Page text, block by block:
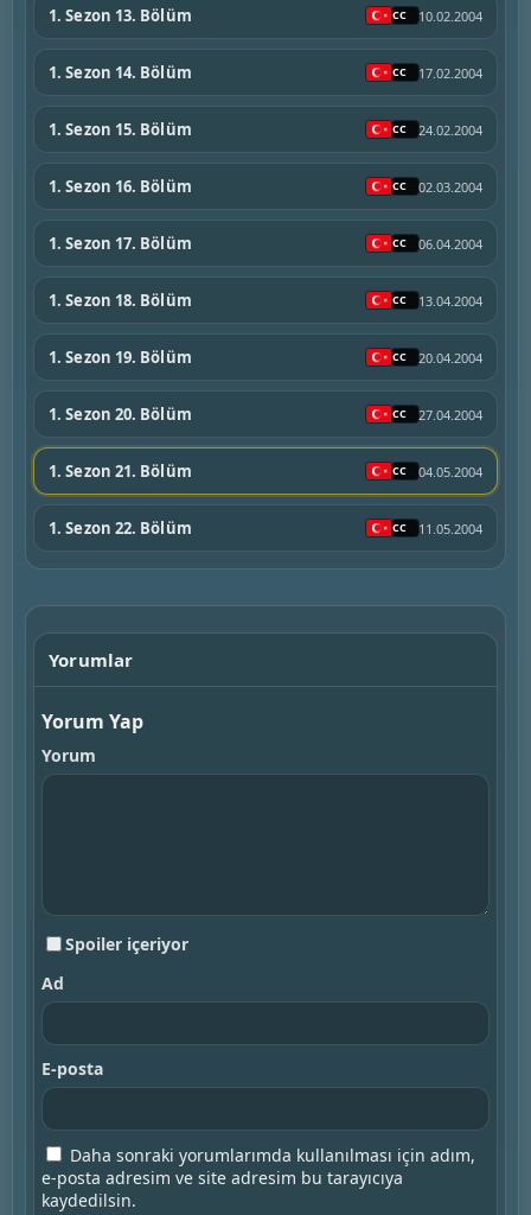
1. Sezon 13. Bölüm 10.02.2004
1. Sezon 14. Bölüm 17.02.2004
1. Sezon 15. Bölüm 24.02.2004
1. Sezon 16. Bölüm 02.03.2004
1. Sezon 17. Bölüm 06.04.2004
1. Sezon 18. Bölüm 13.04.2004
1. Sezon 19. Bölüm 20.04.2004
1. Sezon 20. Bölüm 27.04.2004
1. Sezon 21. Bölüm 04.05.2004
1. Sezon 22. Bölüm 11.05.2004
Yorumlar
Yorum Yap
Yorum
Spoiler içeriyor
Ad
E-posta
Daha sonraki yorumlarımda kullanılması için adım,
e-posta adresim ve site adresim bu tarayıcıya
kaydedilsin.